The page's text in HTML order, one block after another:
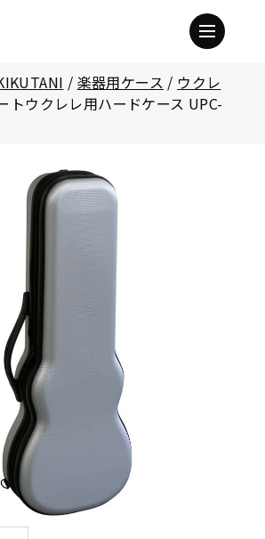
/ 楽器用ケース / ウクレ
トウクレレ用ハードケース UPC-